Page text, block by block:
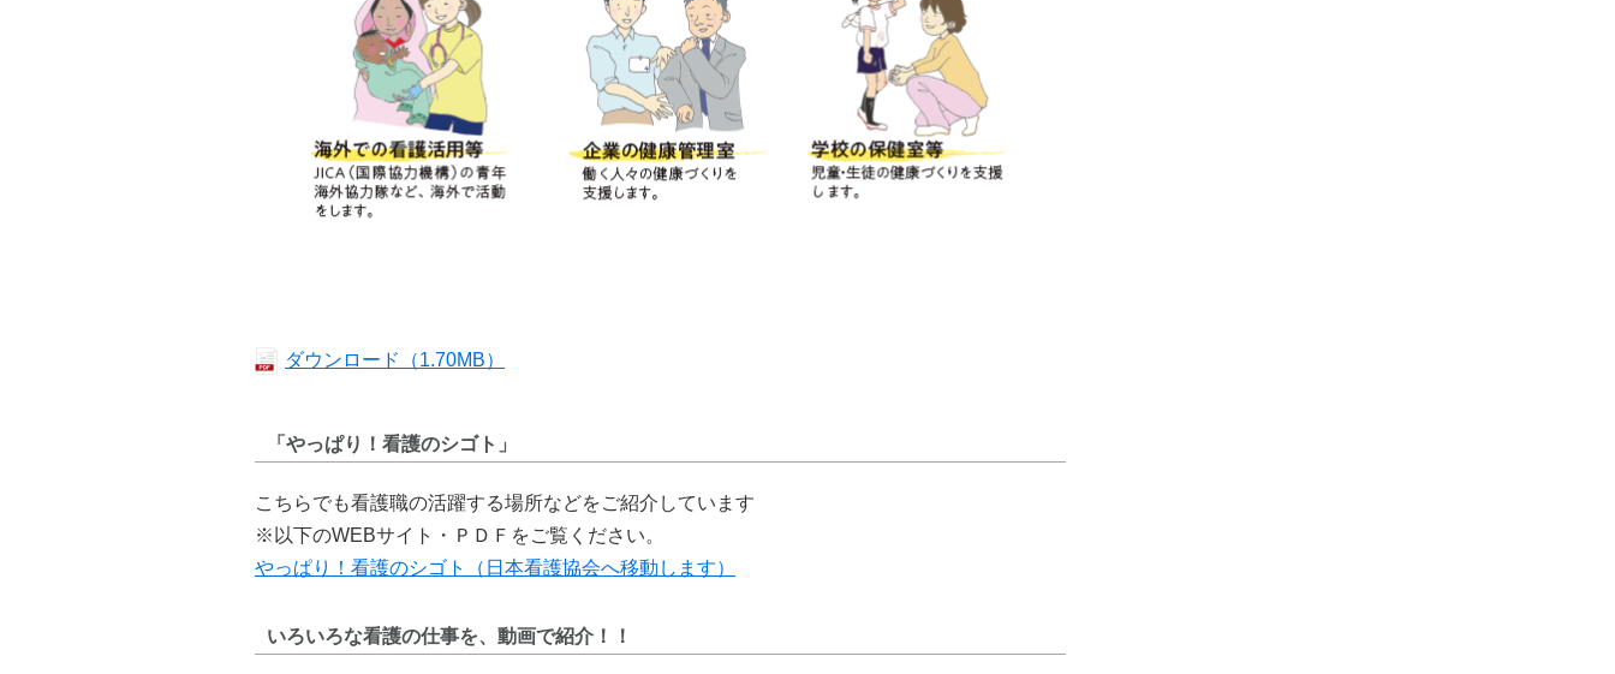
ダウンロード（1.70MB）
「やっぱり！看護のシゴト」
こちらでも看護職の活躍する場所などをご紹介しています
※以下のWEBサイト・ＰＤＦをご覧ください。
やっぱり！看護のシゴト（日本看護協会へ移動します）
いろいろな看護の仕事を、動画で紹介！！